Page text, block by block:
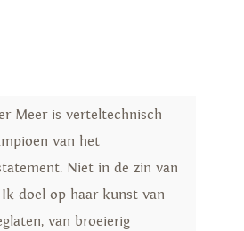
Meer is verteltechnisch
van het
Niet in de zin van
doel op haar kunst van
van broeierig